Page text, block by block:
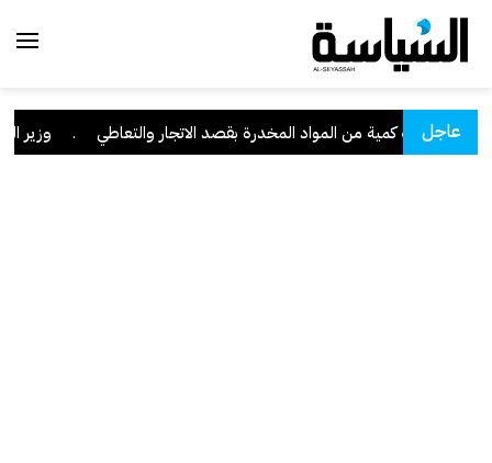
عاجل
وبحوزته كمية من المواد المخدرة بقصد الاتجار والتعاطي وزير العدل: